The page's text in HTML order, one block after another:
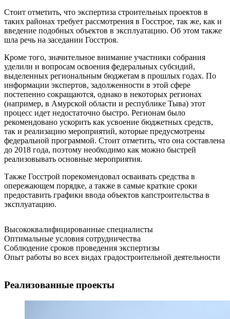
Стоит отметить, что экспертиза строительных проектов в
таких районах требует рассмотрения в Госстрое, так же, как и
введение подобных объектов в эксплуатацию. Об этом также
шла речь на заседании Госстроя.
Кроме того, значительное внимание участники собрания
уделили и вопросам освоения федеральных субсидий,
выделенных региональным бюджетам в прошлых годах. По
информации экспертов, задолженности в этой сфере
постепенно сокращаются, однако в некоторых регионах
(например, в Амурской области и республике Тыва) этот
процесс идет недостаточно быстро. Регионам было
рекомендовано ускорить как усвоение бюджетных средств,
так и реализацию мероприятий, которые предусмотрены
федеральной программой. Стоит отметить, что она составлена
до 2018 года, поэтому необходимо как можно быстрей
реализовывать основные мероприятия.
Также Госстрой порекомендовал осваивать средства в
опережающем порядке, а также в самые краткие сроки
предоставить графики ввода объектов капстроительства в
эксплуатацию.
Высококвалифицированные специалисты
Оптимальные условия сотрудничества
Соблюдение сроков проведения экспертизы
Опыт работы во всех видах градостроительной деятельности
Реализованные проекты